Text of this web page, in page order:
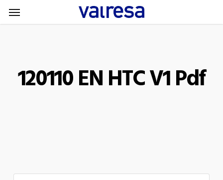
Skip
to
Menu
120110 EN HTC V1 Pdf
Menu